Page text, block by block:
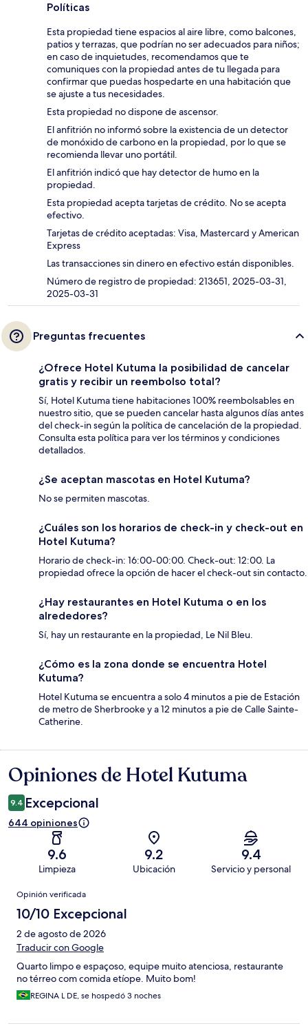
Políticas
Esta propiedad tiene espacios al aire libre, como balcones,
patios y terrazas, que podrían no ser adecuados para niños;
en caso de inquietudes, recomendamos que te
comuniques con la propiedad antes de tu llegada para
confirmar que puedas hospedarte en una habitación que
se ajuste a tus necesidades.
Esta propiedad no dispone de ascensor.
El anfitrión no informó sobre la existencia de un detector
de monóxido de carbono en la propiedad, por lo que se
recomienda llevar uno portátil.
El anfitrión indicó que hay detector de humo en la
propiedad.
Esta propiedad acepta tarjetas de crédito. No se acepta
efectivo.
Tarjetas de crédito aceptadas: Visa, Mastercard y American
Express
Las transacciones sin dinero en efectivo están disponibles.
Número de registro de propiedad: 213651, 2025-03-31,
2025-03-31
Preguntas frecuentes
¿Ofrece Hotel Kutuma la posibilidad de cancelar
gratis y recibir un reembolso total?
Sí, Hotel Kutuma tiene habitaciones 100% reembolsables en
nuestro sitio, que se pueden cancelar hasta algunos días antes
del check-in según la política de cancelación de la propiedad.
Consulta esta política para ver los términos y condiciones
detallados.
¿Se aceptan mascotas en Hotel Kutuma?
No se permiten mascotas.
¿Cuáles son los horarios de check-in y check-out en
Hotel Kutuma?
Horario de check-in: 16:00-00:00. Check-out: 12:00. La
propiedad ofrece la opción de hacer el check-out sin contacto.
¿Hay restaurantes en Hotel Kutuma o en los
alrededores?
Sí, hay un restaurante en la propiedad, Le Nil Bleu.
¿Cómo es la zona donde se encuentra Hotel
Kutuma?
Hotel Kutuma se encuentra a solo 4 minutos a pie de Estación
de metro de Sherbrooke y a 12 minutos a pie de Calle Sainte-
Catherine.
Opiniones
Opiniones de Hotel Kutuma
9.4 Excepcional
644 opiniones
9.6
Limpieza
9.2
Ubicación
9.4
Servicio y personal
Opiniones
Opinión verificada
10/10 Excepcional
2 de agosto de 2026
Traducir con Google
Quarto limpo e espaçoso, equipe muito atenciosa, restaurante
no térreo com comida etíope. Muito bom!
REGINA L DE, se hospedó 3 noches